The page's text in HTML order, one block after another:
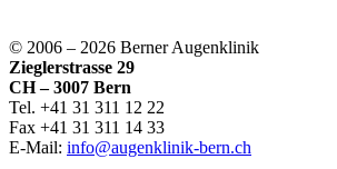
© 2006 – 2026 Berner Augenklinik
Zieglerstrasse 29
CH – 3007 Bern
Tel. +41 31 311 12 22
Fax +41 31 311 14 33
E-Mail: info@augenklinik-bern.ch